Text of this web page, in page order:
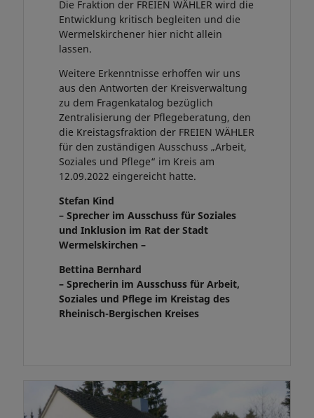
Die Fraktion der FREIEN WÄHLER wird die
Entwicklung kritisch begleiten und die
Wermelskirchener hier nicht allein
lassen.
Weitere Erkenntnisse erhoffen wir uns
aus den Antworten der Kreisverwaltung
zu dem Fragenkatalog bezüglich
Zentralisierung der Pflegeberatung, den
die Kreistagsfraktion der FREIEN WÄHLER
für den zuständigen Ausschuss „Arbeit,
Soziales und Pflege“ im Kreis am
12.09.2022 eingereicht hatte.
Stefan Kind
– Sprecher im Ausschuss für Soziales
und Inklusion im Rat der Stadt
Wermelskirchen –
Bettina Bernhard
– Sprecherin im Ausschuss für Arbeit,
Soziales und Pflege im Kreistag des
Rheinisch-Bergischen Kreises